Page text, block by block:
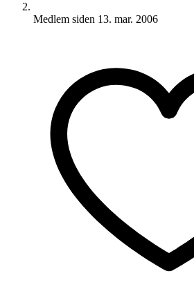
Medlem siden 13. mar. 2006